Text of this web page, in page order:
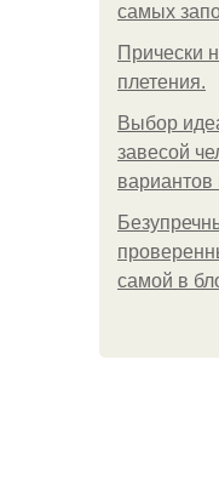
самых
Прически
плетения.
Выбор
завесой
вариантов
самой в